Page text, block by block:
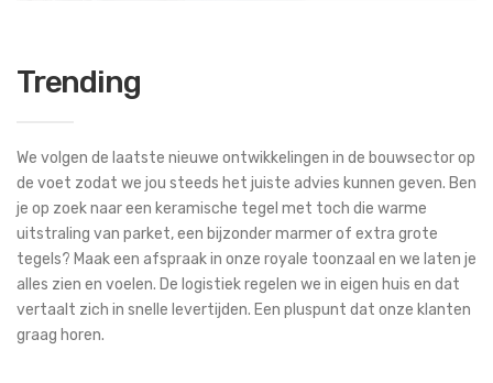
Trending
We volgen de laatste nieuwe ontwikkelingen in de bouwsector op
de voet zodat we jou steeds het juiste advies kunnen geven. Ben
je op zoek naar een keramische tegel met toch die warme
uitstraling van parket, een bijzonder marmer of extra grote
tegels? Maak een afspraak in onze royale toonzaal en we laten je
alles zien en voelen. De logistiek regelen we in eigen huis en dat
vertaalt zich in snelle levertijden. Een pluspunt dat onze klanten
graag horen.